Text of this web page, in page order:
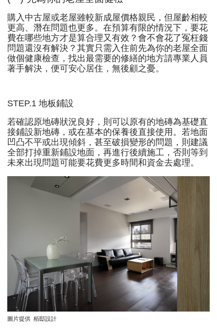
購入中古屋或老屋雖較新成屋價格親民，但屋齡相較
更高、潛在問題也更多。在預算有限的情況下，要花
費在哪些地方才是算合理又有效？會不會花了冤枉錢
問題還沒有解決？其實只需入住前先為你的老屋全面
做個健康檢查，找出最需要的修繕的地方請專業人員
著手解決，便可安心居住，無後顧之憂。
STEP.1 地板鋪設
若確認原地磚狀況良好，則可以原有的地磚為基礎直
接鋪設新地磚，或在基本的保養後直接使用。若地面
凹凸不平或出現傾斜，甚至破損變形的問題，則建議
全部打掉重新鋪設地面，再進行後續施工，否則等到
未來出現問題可能要花費更多時間和資金去處理。
圖片提供 栢邸設計